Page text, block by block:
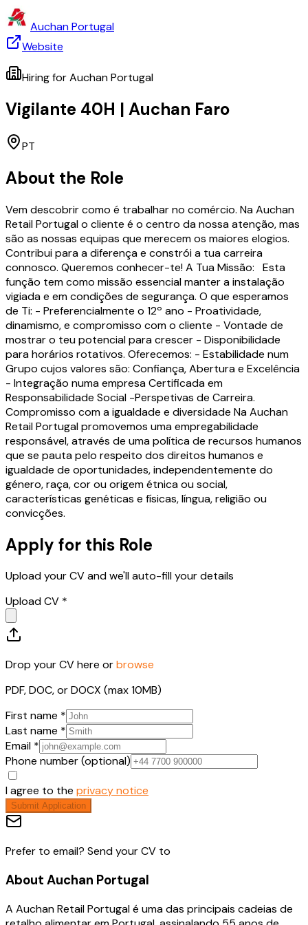
Auchan Portugal
Website
Hiring forAuchan Portugal
Vigilante 40H | Auchan Faro
PT
About the Role
Vem descobrir como é trabalhar no comércio. Na Auchan
Retail Portugal o cliente é o centro da nossa atenção, mas
são as nossas equipas que merecem os maiores elogios.
Contribui para a diferença e constrói a tua carreira
connosco. Queremos conhecer-te! A Tua Missão: Esta
função tem como missão essencial manter a instalação
vigiada e em condições de segurança. O que esperamos
de Ti: - Preferencialmente o 12º ano - Proatividade,
dinamismo, e compromisso com o cliente - Vontade de
mostrar o teu potencial para crescer - Disponibilidade
para horários rotativos. Oferecemos: - Estabilidade num
Grupo cujos valores são: Confiança, Abertura e Excelência
- Integração numa empresa Certificada em
Responsabilidade Social -Perspetivas de Carreira.
Compromisso com a igualdade e diversidade Na Auchan
Retail Portugal promovemos uma empregabilidade
responsável, através de uma política de recursos humanos
que se pauta pelo respeito dos direitos humanos e
igualdade de oportunidades, independentemente do
género, raça, cor ou origem étnica ou social,
características genéticas e físicas, língua, religião ou
convicções.
Apply for this Role
Upload your CV and we'll auto-fill your details
Upload CV *
Drop your CV here orbrowse
PDF, DOC, or DOCX (max 10MB)
First name *
Last name *
Email *
Phone number (optional)
I agree to the privacy notice
Submit Application
Prefer to email? Send your CV to
About Auchan Portugal
A Auchan Retail Portugal é uma das principais cadeias de